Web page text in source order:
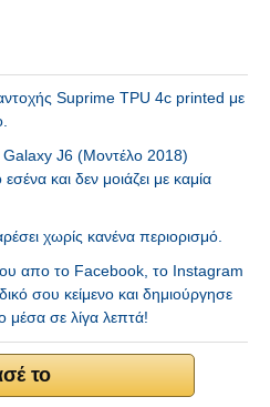
Suprime TPU 4c printed με
Galaxy J6 (Μοντέλο 2018)
και δεν μοιάζει με καμία
χωρίς κανένα περιορισμό.
απο το Facebook, το Instagram
σου κείμενο και δημιούργησε
μέσα σε λίγα λεπτά!
το